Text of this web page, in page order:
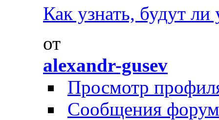
Как узнать, будут ли
от
alexandr-gusev
Просмотр
Сообщения